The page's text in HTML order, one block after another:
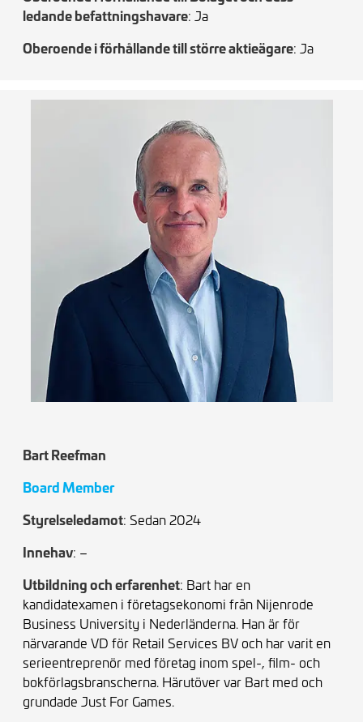
ledande befattningshavare: Ja
Oberoende i förhållande till större aktieägare: Ja
Bart Reefman
Board Member
Styrelseledamot: Sedan 2024
Innehav: –
Utbildning och erfarenhet: Bart har en
kandidatexamen i företagsekonomi från Nijenrode
Business University i Nederländerna. Han är för
närvarande VD för Retail Services BV och har varit en
serieentreprenör med företag inom spel-, film- och
bokförlagsbranscherna. Härutöver var Bart med och
grundade Just For Games.